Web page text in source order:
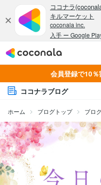
会員登録で10％
ココナラブログ
ホーム ブログトップ ブロ